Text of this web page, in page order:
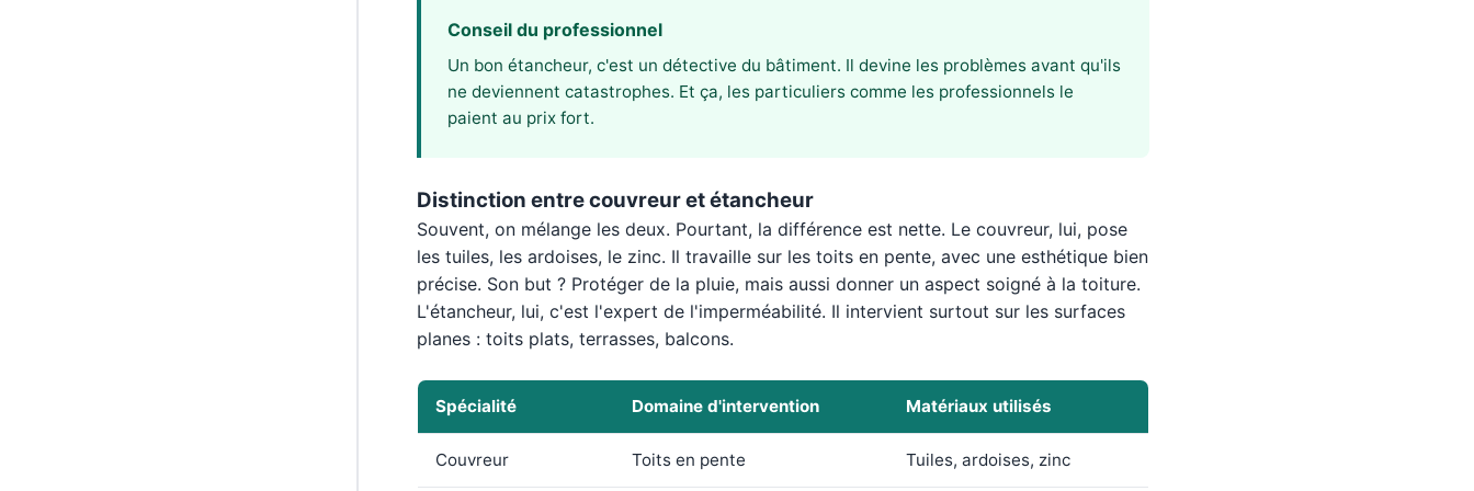
Conseil du professionnel
Un bon étancheur, c'est un détective du bâtiment. Il devine les problèmes avant qu'ils
ne deviennent catastrophes. Et ça, les particuliers comme les professionnels le
paient au prix fort.
Distinction entre couvreur et étancheur
Souvent, on mélange les deux. Pourtant, la différence est nette. Le couvreur, lui, pose
les tuiles, les ardoises, le zinc. Il travaille sur les toits en pente, avec une esthétique bien
précise. Son but ? Protéger de la pluie, mais aussi donner un aspect soigné à la toiture.
L'étancheur, lui, c'est l'expert de l'imperméabilité. Il intervient surtout sur les surfaces
planes : toits plats, terrasses, balcons.
Spécialité Domaine d'intervention Matériaux utilisés
Couvreur Toits en pente Tuiles, ardoises, zinc